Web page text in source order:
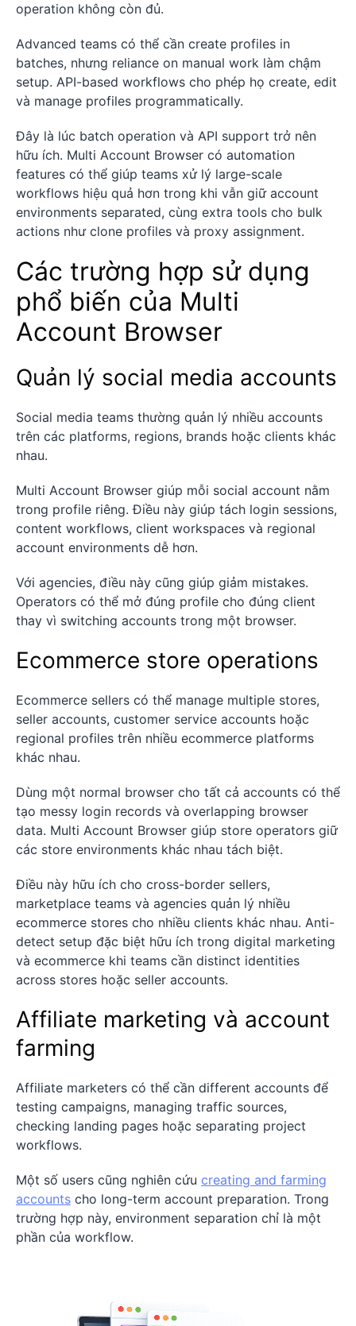
operation không còn đủ.
Advanced teams có thể cần create profiles in
batches, nhưng reliance on manual work làm chậm
setup. API-based workflows cho phép họ create, edit
và manage profiles programmatically.
Đây là lúc batch operation và API support trở nên
hữu ích. Multi Account Browser có automation
features có thể giúp teams xử lý large-scale
workflows hiệu quả hơn trong khi vẫn giữ account
environments separated, cùng extra tools cho bulk
actions như clone profiles và proxy assignment.
Các trường hợp sử dụng
phổ biến của Multi
Account Browser
Quản lý social media accounts
Social media teams thường quản lý nhiều accounts
trên các platforms, regions, brands hoặc clients khác
nhau.
Multi Account Browser giúp mỗi social account nằm
trong profile riêng. Điều này giúp tách login sessions,
content workflows, client workspaces và regional
account environments dễ hơn.
Với agencies, điều này cũng giúp giảm mistakes.
Operators có thể mở đúng profile cho đúng client
thay vì switching accounts trong một browser.
Ecommerce store operations
Ecommerce sellers có thể manage multiple stores,
seller accounts, customer service accounts hoặc
regional profiles trên nhiều ecommerce platforms
khác nhau.
Dùng một normal browser cho tất cả accounts có thể
tạo messy login records và overlapping browser
data. Multi Account Browser giúp store operators giữ
các store environments khác nhau tách biệt.
Điều này hữu ích cho cross-border sellers,
marketplace teams và agencies quản lý nhiều
ecommerce stores cho nhiều clients khác nhau. Anti-
detect setup đặc biệt hữu ích trong digital marketing
và ecommerce khi teams cần distinct identities
across stores hoặc seller accounts.
Affiliate marketing và account
farming
Affiliate marketers có thể cần different accounts để
testing campaigns, managing traffic sources,
checking landing pages hoặc separating project
workflows.
Một số users cũng nghiên cứu creating and farming
accounts cho long-term account preparation. Trong
trường hợp này, environment separation chỉ là một
phần của workflow.